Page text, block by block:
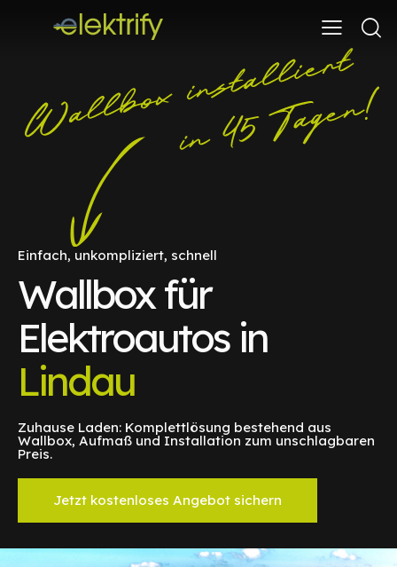
Einfach, unkompliziert, schnell
Wallbox für
Elektroautos in
Lindau
Zuhause Laden: Komplettlösung bestehend aus
Wallbox, Aufmaß und Installation zum unschlagbaren
Preis.
Jetzt kostenloses Angebot sichern